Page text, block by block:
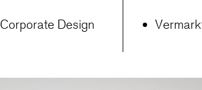
Corporate Design